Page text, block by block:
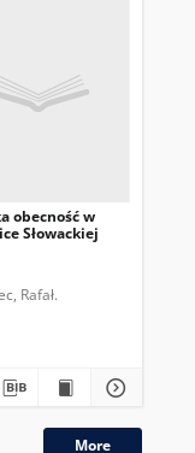
obecność w
Słowackiej
Rafał.
More